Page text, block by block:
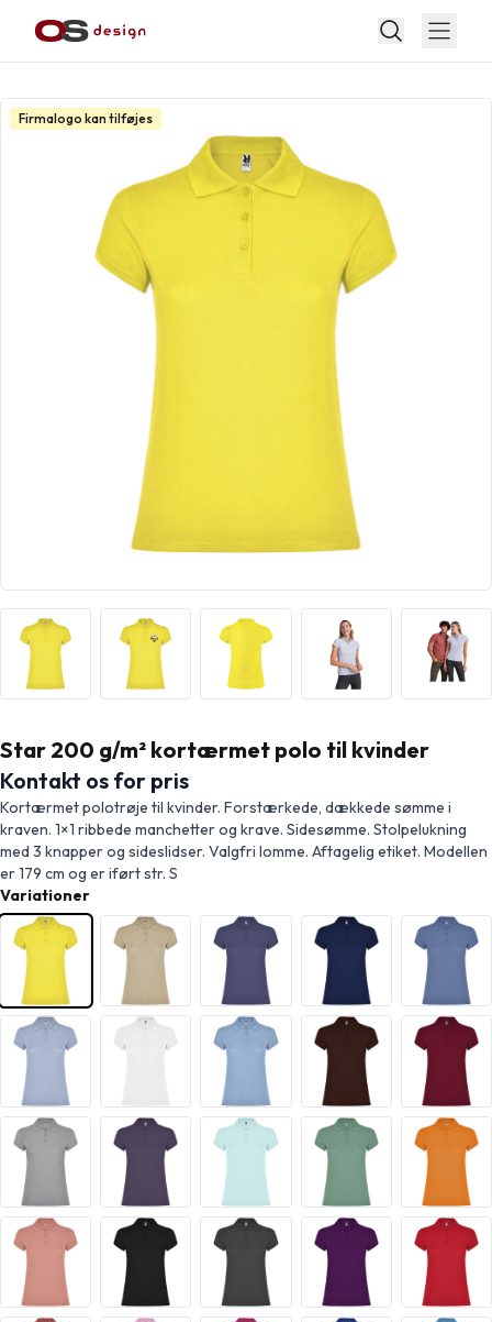
Firmalogo kan tilføjes
Star 200 g/m² kortærmet polo til kvinder
Kontakt os for pris
Kortærmet polotrøje til kvinder. Forstærkede, dækkede sømme i
kraven. 1×1 ribbede manchetter og krave. Sidesømme. Stolpelukning
med 3 knapper og sideslidser. Valgfri lomme. Aftagelig etiket. Modellen
er 179 cm og er iført str. S
Variationer